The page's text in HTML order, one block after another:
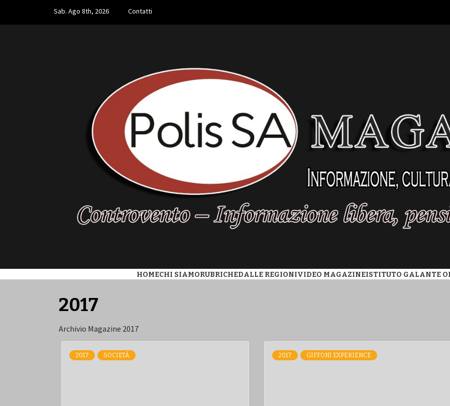
content
Sab. Ago 8th, 2026 Contatti
POLIS SA
HOMECHI SIAMORUBRICHEDALLE REGIONIVIDEO MAGAZINEISTITUTO GALANTE
2017
Archivio Magazine 2017
2017 SOCIETÀ 2017 GIFFONI EXPERIENCE